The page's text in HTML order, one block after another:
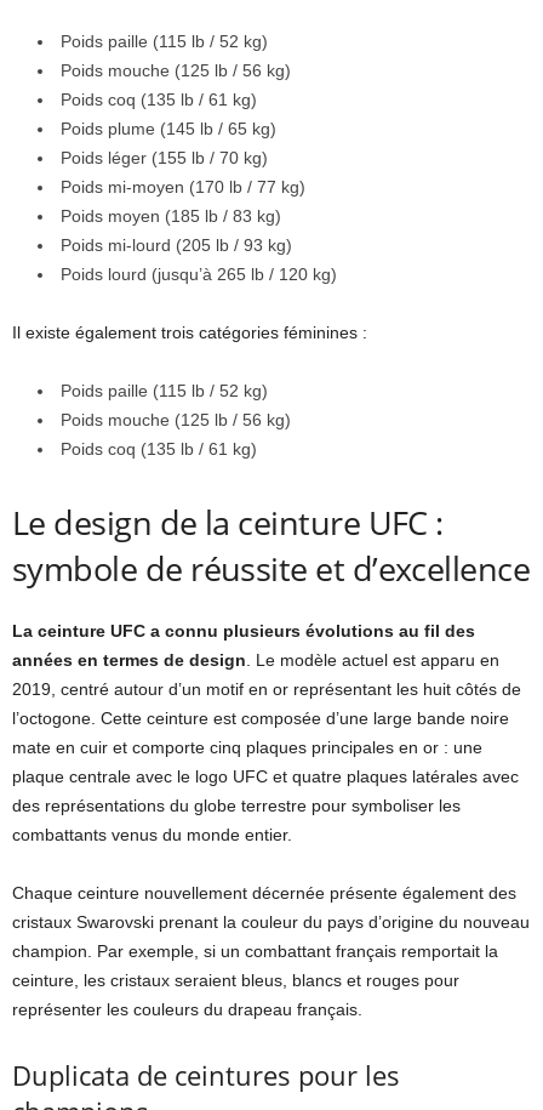
Poids paille (115 lb / 52 kg)
Poids mouche (125 lb / 56 kg)
Poids coq (135 lb / 61 kg)
Poids plume (145 lb / 65 kg)
Poids léger (155 lb / 70 kg)
Poids mi-moyen (170 lb / 77 kg)
Poids moyen (185 lb / 83 kg)
Poids mi-lourd (205 lb / 93 kg)
Poids lourd (jusqu’à 265 lb / 120 kg)
Il existe également trois catégories féminines :
Poids paille (115 lb / 52 kg)
Poids mouche (125 lb / 56 kg)
Poids coq (135 lb / 61 kg)
Le design de la ceinture UFC :
symbole de réussite et d’excellence
La ceinture UFC a connu plusieurs évolutions au fil des
années en termes de design. Le modèle actuel est apparu en
2019, centré autour d’un motif en or représentant les huit côtés de
l’octogone. Cette ceinture est composée d’une large bande noire
mate en cuir et comporte cinq plaques principales en or : une
plaque centrale avec le logo UFC et quatre plaques latérales avec
des représentations du globe terrestre pour symboliser les
combattants venus du monde entier.
Chaque ceinture nouvellement décernée présente également des
cristaux Swarovski prenant la couleur du pays d’origine du nouveau
champion. Par exemple, si un combattant français remportait la
ceinture, les cristaux seraient bleus, blancs et rouges pour
représenter les couleurs du drapeau français.
Duplicata de ceintures pour les